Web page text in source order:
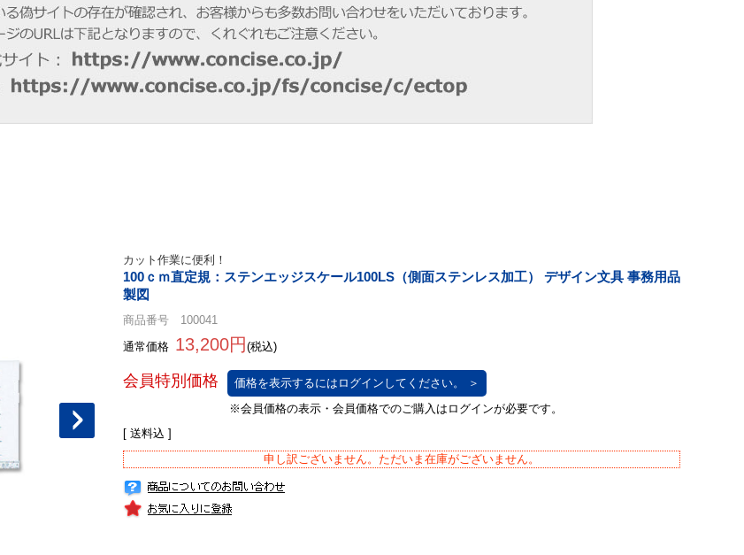
カット作業に便利！
100ｃｍ直定規：ステンエッジスケール100LS（側面ステンレス加工） デザイン文具 事務用品
製図
商品番号 100041
通常価格 13,200円 (税込)
価格を表示するにはログインしてください。 ＞
[ 送料込 ]
申し訳ございません。ただいま在庫がございません。